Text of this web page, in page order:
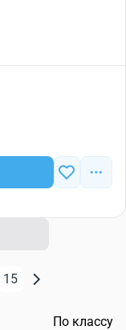
15
По классу